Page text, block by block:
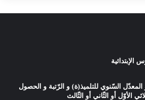
الإبتدائية
المعدّل السّنوي للتلميذ(ة) و الرّتبة و الحصول
الأوّل أو الثّاني أو الثّالث